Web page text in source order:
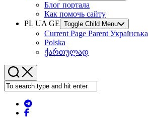
Блог портала
Как помочь сайту
PL UA GE Toggle Child Menu
Current Page Parent Українська
Polska
ქართულად